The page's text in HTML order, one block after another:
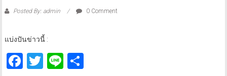
Posted By: admin 0 Comment
แบ่งปันข่าวนี้ :
Facebook
Twitter
LineShare